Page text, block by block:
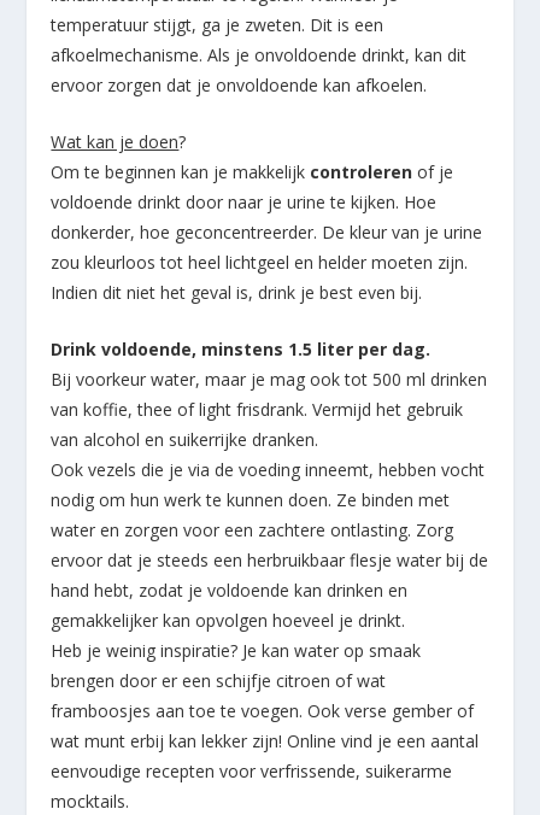
temperatuur stijgt, ga je zweten. Dit is een
afkoelmechanisme. Als je onvoldoende drinkt, kan dit
ervoor zorgen dat je onvoldoende kan afkoelen.
Wat kan je doen?
Om te beginnen kan je makkelijk controlerenof je
voldoende drinkt door naar je urine te kijken. Hoe
donkerder, hoe geconcentreerder. De kleur van je urine
zou kleurloos tot heel lichtgeel en helder moeten zijn.
Indien dit niet het geval is, drink je best even bij.
Drink voldoende, minstens 1.5 liter per dag.
Bij voorkeur water, maar je mag ook tot 500 ml drinken
van koffie, thee of light frisdrank. Vermijd het gebruik
van alcohol en suikerrijke dranken.
Ook vezels die je via de voeding inneemt, hebben vocht
nodig om hun werk te kunnen doen. Ze binden met
water en zorgen voor een zachtere ontlasting. Zorg
ervoor dat je steeds een herbruikbaar flesje water bij de
hand hebt, zodat je voldoende kan drinken en
gemakkelijker kan opvolgen hoeveel je drinkt.
Heb je weinig inspiratie? Je kan water op smaak
brengen door er een schijfje citroen of wat
framboosjes aan toe te voegen. Ook verse gember of
wat munt erbij kan lekker zijn! Online vind je een aantal
eenvoudige recepten voor verfrissende, suikerarme
mocktails.